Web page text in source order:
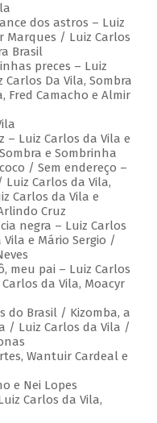
dos astros – Luiz
Marques / Luiz Carlos
Brasil
preces – Luiz
Da Vila, Sombra
Fred Camacho e Almir
– Luiz Carlos da Vila e
e Sombrinha
/ Sem endereço –
Luiz Carlos da Vila,
Carlos da Vila e
Cruz
negra – Luiz Carlos
e Mário Sergio /
meu pai – Luiz Carlos
da Vila, Moacyr
do Brasil / Kizomba, a
/ Luiz Carlos da Vila /
Wantuir Cardeal e
e Nei Lopes
Carlos da Vila,